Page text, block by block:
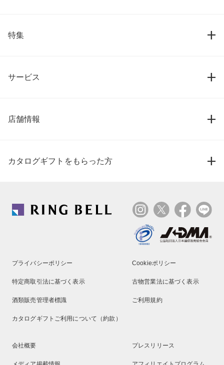
特集
サービス
店舗情報
カタログギフトをもらった方
プライバシーポリシー Cookieポリシー
特定商取引法に基づく表示 古物営業法に基づく表示
酒類販売管理者標識 ご利用規約
カタログギフトご利用について（約款）
会社概要 プレスリリース